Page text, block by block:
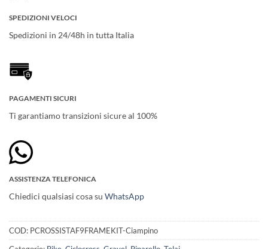
SPEDIZIONI VELOCI
Spedizioni in 24/48h in tutta Italia
PAGAMENTI SICURI
Ti garantiamo transizioni sicure al 100%
ASSISTENZA TELEFONICA
Chiedici qualsiasi cosa su WhatsApp
COD: PCROSSISTAF9FRAMEKIT-Ciampino